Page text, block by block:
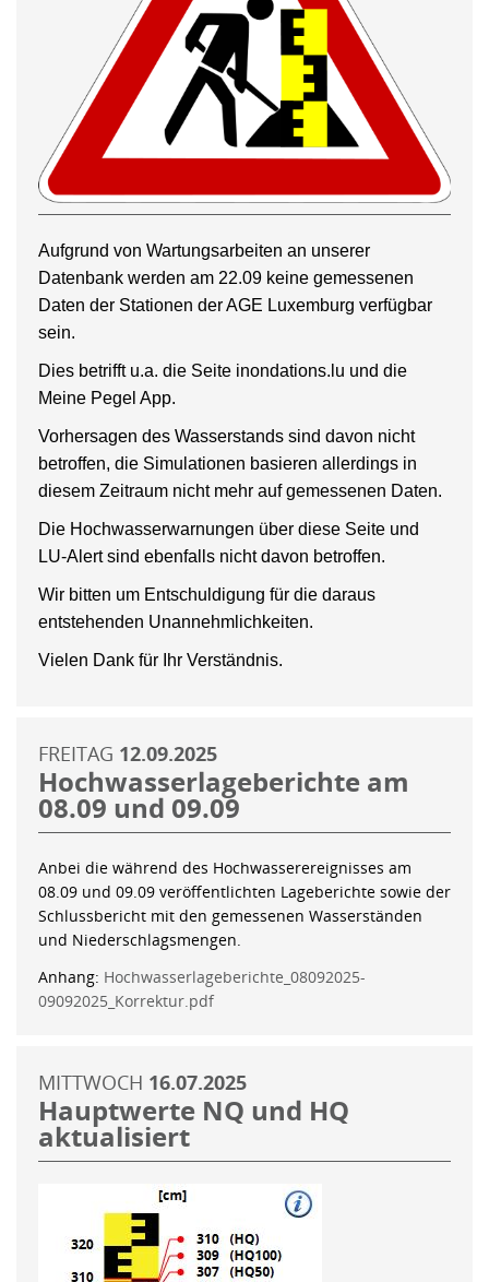
Aufgrund von Wartungsarbeiten an unserer
Datenbank werden am 22.09 keine gemessenen
Daten der Stationen der AGE Luxemburg verfügbar
sein.
Dies betrifft u.a. die Seite inondations.lu und die
Meine Pegel App.
Vorhersagen des Wasserstands sind davon nicht
betroffen, die Simulationen basieren allerdings in
diesem Zeitraum nicht mehr auf gemessenen Daten.
Die Hochwasserwarnungen über diese Seite und
LU-Alert sind ebenfalls nicht davon betroffen.
Wir bitten um Entschuldigung für die daraus
entstehenden Unannehmlichkeiten.
Vielen Dank für Ihr Verständnis.
FREITAG 12.09.2025
Hochwasserlageberichte am
08.09 und 09.09
Anbei die während des Hochwasserereignisses am
08.09 und 09.09 veröffentlichten Lageberichte sowie der
Schlussbericht mit den gemessenen Wasserständen
und Niederschlagsmengen.
Anhang: Hochwasserlageberichte_08092025-
09092025_Korrektur.pdf
MITTWOCH 16.07.2025
Hauptwerte NQ und HQ
aktualisiert